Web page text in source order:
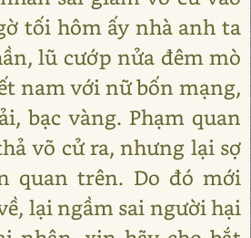
tối hôm ấy nhà anh ta
lũ cướp nửa đêm mò
nam với nữ bốn mạng,
bạc vàng. Phạm quan
võ cử ra, nhưng lại sợ
quan trên. Do đó mới
lại ngầm sai người hại